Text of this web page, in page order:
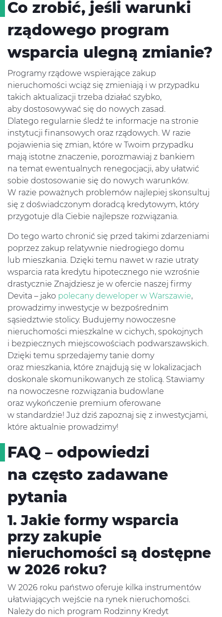
Co zrobić, jeśli warunki
rządowego program
wsparcia ulegną zmianie?
Programy rządowe wspierające zakup
nieruchomości wciąż się zmieniają i w przypadku
takich aktualizacji trzeba działać szybko,
aby dostosowywać się do nowych zasad.
Dlatego regularnie śledź te informacje na stronie
instytucji finansowych oraz rządowych. W razie
pojawienia się zmian, które w Twoim przypadku
mają istotne znaczenie, porozmawiaj z bankiem
na temat ewentualnych renegocjacji, aby ułatwić
sobie dostosowanie się do nowych warunków.
W razie poważnych problemów najlepiej skonsultuj
się z doświadczonym doradcą kredytowym, który
przygotuje dla Ciebie najlepsze rozwiązania.
Do tego warto chronić się przed takimi zdarzeniami
poprzez zakup relatywnie niedrogiego domu
lub mieszkania. Dzięki temu nawet w razie utraty
wsparcia rata kredytu hipotecznego nie wzrośnie
drastycznie Znajdziesz je w ofercie naszej firmy
Devita – jako polecany deweloper w Warszawie,
prowadzimy inwestycje w bezpośrednim
sąsiedztwie stolicy. Budujemy nowoczesne
nieruchomości mieszkalne w cichych, spokojnych
i bezpiecznych miejscowościach podwarszawskich.
Dzięki temu sprzedajemy tanie domy
oraz mieszkania, które znajdują się w lokalizacjach
doskonale skomunikowanych ze stolicą. Stawiamy
na nowoczesne rozwiązania budowlane
oraz wykończenie premium oferowane
w standardzie! Już dziś zapoznaj się z inwestycjami,
które aktualnie prowadzimy!
FAQ – odpowiedzi
na często zadawane
pytania
1. Jakie formy wsparcia
przy zakupie
nieruchomości są dostępne
w 2026 roku?
W 2026 roku państwo oferuje kilka instrumentów
ułatwiających wejście na rynek nieruchomości.
Należy do nich program Rodzinny Kredyt